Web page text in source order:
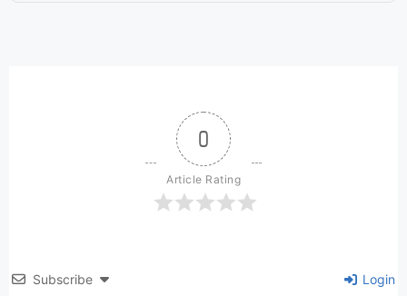
0
Article Rating
Subscribe Login